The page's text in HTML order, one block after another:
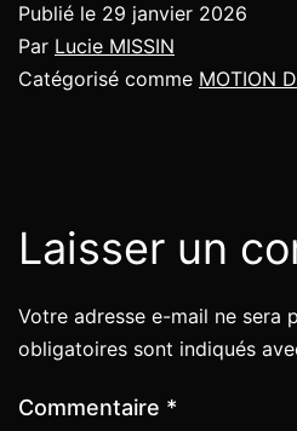
Publié le 29 janvier 2026
Par Lucie MISSIN
Catégorisé comme MOTION
Laisser un
Votre adresse e-mail ne sera
obligatoires sont indiqués
Commentaire *